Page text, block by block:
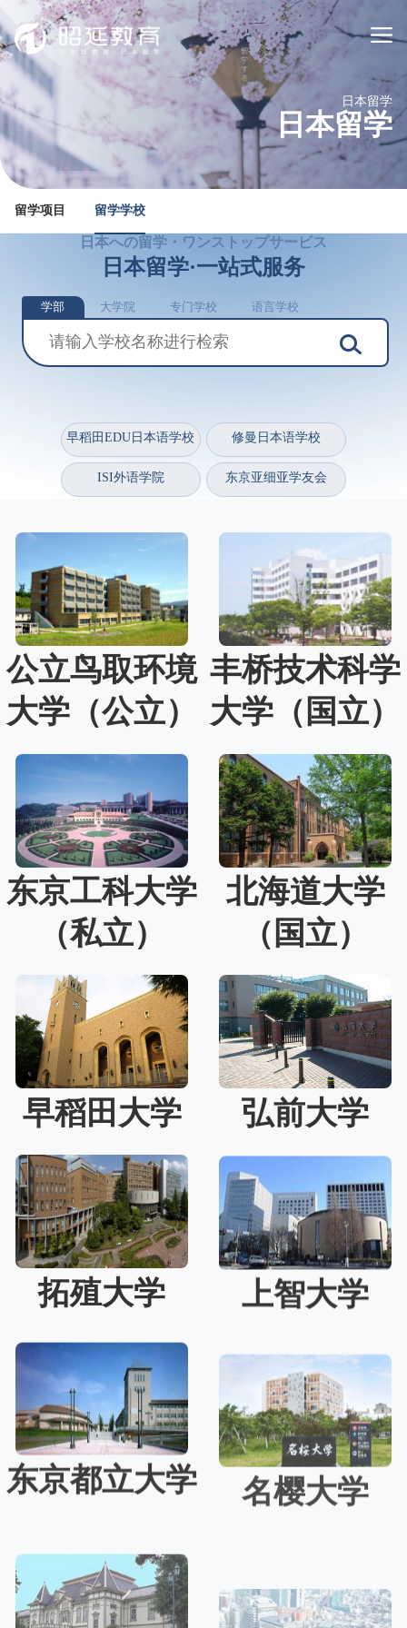
扫码添加
日本留学
日本留学
留学项目 留学学校
日本への留学・ワンストップサービス
日本留学·一站式服务
学部 大学院 专门学校 语言学校
早稻田EDU日本语学校 修曼日本语学校
ISI外语学院 东京亚细亚学友会
公立鸟取环境
大学（公立）
丰桥技术科学
大学（国立）
东京工科大学
（私立）
北海道大学
（国立）
早稻田大学 弘前大学
拓殖大学 上智大学
东京都立大学 名樱大学